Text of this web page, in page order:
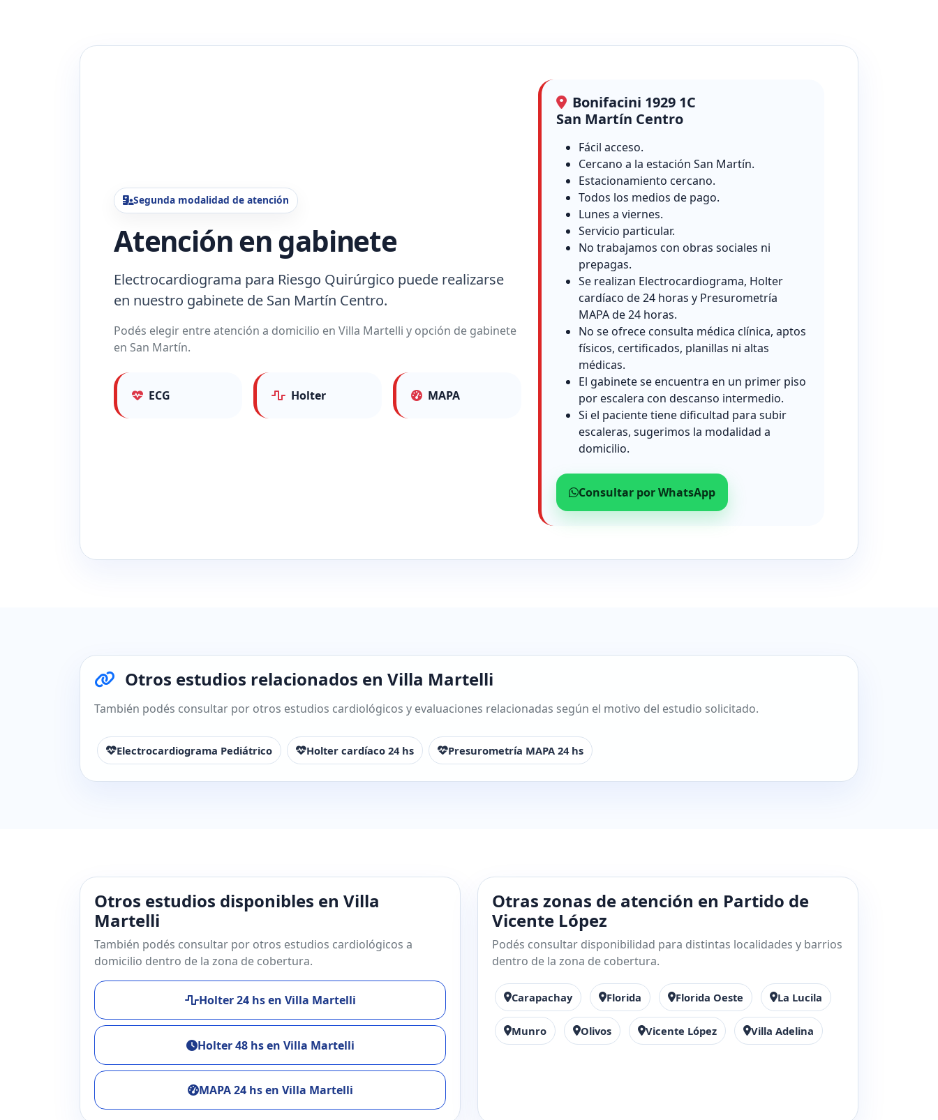
Segunda modalidad de atención
Atención en gabinete
Electrocardiograma para Riesgo Quirúrgico puede realizarse
en nuestro gabinete de San Martín Centro.
Podés elegir entre atención a domicilio en Villa Martelli y opción de gabinete
en San Martín.
ECG Holter MAPA
Bonifacini 1929 1C
San Martín Centro
Fácil acceso.
Cercano a la estación San Martín.
Estacionamiento cercano.
Todos los medios de pago.
Lunes a viernes.
Servicio particular.
No trabajamos con obras sociales ni
prepagas.
Se realizan Electrocardiograma, Holter
cardíaco de 24 horas y Presurometría
MAPA de 24 horas.
No se ofrece consulta médica clínica, aptos
físicos, certificados, planillas ni altas
médicas.
El gabinete se encuentra en un primer piso
por escalera con descanso intermedio.
Si el paciente tiene dificultad para subir
escaleras, sugerimos la modalidad a
domicilio.
Consultar por WhatsApp
Otros estudios relacionados en Villa Martelli
También podés consultar por otros estudios cardiológicos y evaluaciones relacionadas según el motivo del estudio solicitado.
Electrocardiograma Pediátrico Holter cardíaco 24 hs Presurometría MAPA 24 hs
Otros estudios disponibles en Villa
Martelli
También podés consultar por otros estudios cardiológicos a
domicilio dentro de la zona de cobertura.
Holter 24 hs en Villa Martelli
Holter 48 hs en Villa Martelli
MAPA 24 hs en Villa Martelli
Otras zonas de atención en Partido de
Vicente López
Podés consultar disponibilidad para distintas localidades y barrios
dentro de la zona de cobertura.
Carapachay Florida Florida Oeste La Lucila
Munro Olivos Vicente López Villa Adelina